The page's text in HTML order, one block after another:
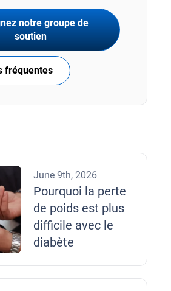
notre groupe de
soutien
fréquentes
June 9th, 2026
Pourquoi la perte
de poids est plus
difficile avec le
diabète